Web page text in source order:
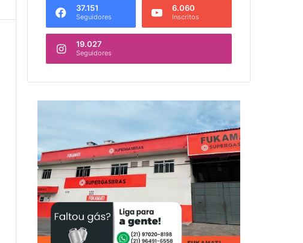
37.151
Seguidores
6.060
Inscritos
19.027
Seguidores